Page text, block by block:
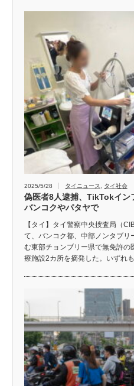
2025/5/28 タイニュース タイ社会
偽医者8人逮捕、TikTokイ
バンコクやパタヤで
【タイ】タイ警察中央捜査局（
て、バンコク都、中部ノンタブ
む東部チョンブリー県で無免許
療施設2カ所を摘発した。いずれ